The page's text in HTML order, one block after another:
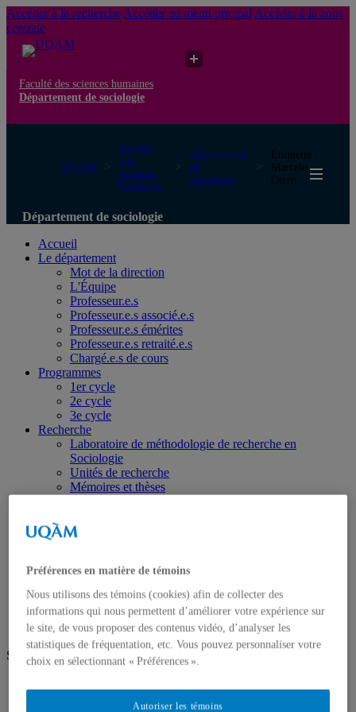
Accéder à la recherche Accéder au menu pricipal Accéder à la zone
centrale
Faculté des sciences humaines
Département de sociologie
UQAM
Faculté
des
sciences
humaines
Département
de
sociologie
Étiquette :
Marcelo
Otero
Département de sociologie
Accueil
Le département
Mot de la direction
L'Équipe
Professeur.e.s
Professeur.e.s associé.e.s
Professeur.e.s émérites
Professeur.e.s retraité.e.s
Chargé.e.s de cours
Programmes
1er cycle
2e cycle
3e cycle
Recherche
Laboratoire de méthodologie de recherche en
Sociologie
Unités de recherche
Mémoires et thèses
Cahiers de recherche sociologique
VertigO – La revue électronique en sciences de
l’environnement
Portraits
Suivez-nous
Futur.e.s étudiant.e.s
Préférences en matière de témoins
Nous utilisons des témoins (cookies) afin de collecter des
informations qui nous permettent d’améliorer votre expérience sur
le site, de vous proposer des contenus vidéo, d’analyser les
statistiques de fréquentation, etc. Vous pouvez personnaliser votre
choix en sélectionnant « Préférences ».
Autoriser les témoins